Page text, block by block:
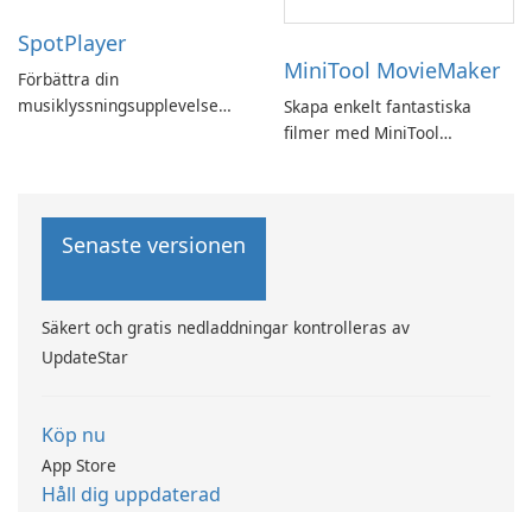
SpotPlayer
Förbättra din
musiklyssningsupplevelse
MiniTool MovieMaker
Skapa enkelt fantastiska
filmer med MiniTool
Senaste versionen
Säkert och gratis nedladdningar kontrolleras av
UpdateStar
Köp nu
App Store
Håll dig uppdaterad